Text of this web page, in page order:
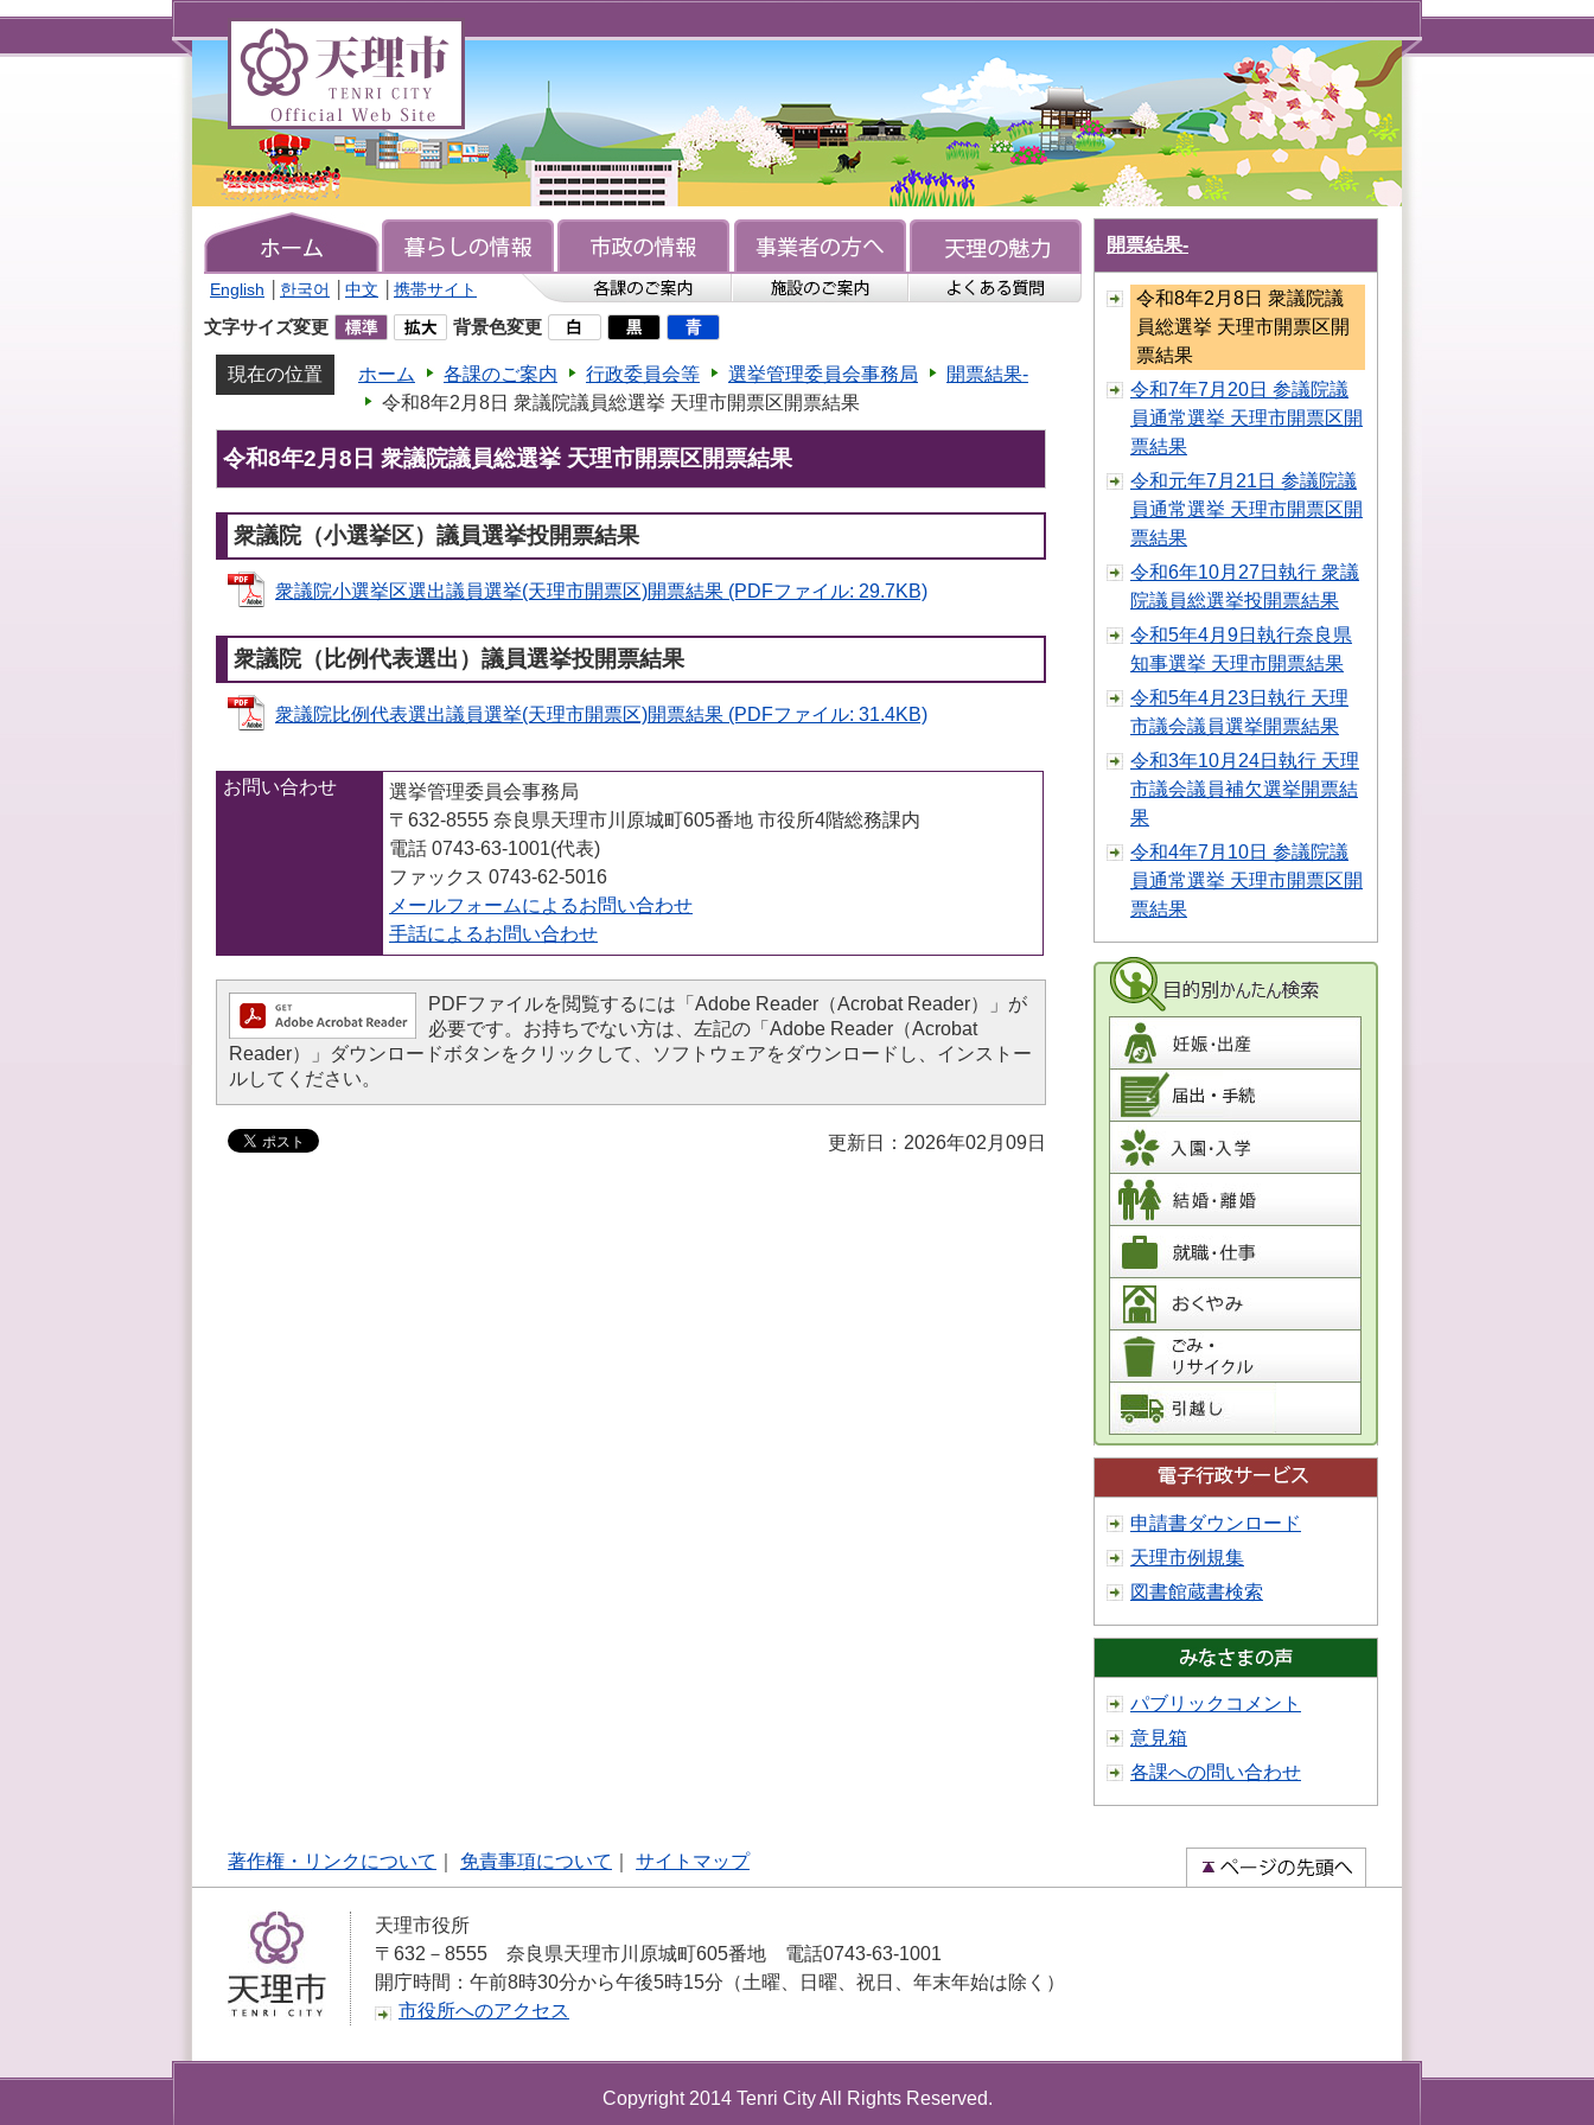
理
TENRI
Official
Site
English 한국어 中文 携帯サイト
文字サイズ変更 背景色変更
現在の位置 ホーム 各課のご案内 行政委員会等 選挙管理委員会事務局
開票結果-
令和8年2月8日 衆議院議員総選挙 天理市開票区開票結果
令和8年2月8日 衆議院議員総選挙 天理市開票区開票結果
衆議院（小選挙区）議員選挙投開票結果
衆議院小選挙区選出議員選挙(天理市開票区)開票結果 (PDFファイル: 29.7KB)
衆議院（比例代表選出）議員選挙投開票結果
衆議院比例代表選出議員選挙(天理市開票区)開票結果 (PDFファイル: 31.4KB)
お問い合わせ
選挙管理委員会事務局
〒632-8555 奈良県天理市川原城町605番地 市役所4階総務課内
電話 0743-63-1001(代表)
ファックス 0743-62-5016
メールフォームによるお問い合わせ
手話によるお問い合わせ
PDFファイルを閲覧するには「Adobe Reader（Acrobat Reader）」が
必要です。お持ちでない方は、左記の「Adobe Reader（Acrobat
Reader）」ダウンロードボタンをクリックして、ソフトウェアをダウンロードし、インストー
ルしてください。
更新日：2026年02月09日
開票結果-
令和8年2月8日 衆議院議
員総選挙 天理市開票区開
票結果
令和7年7月20日 参議院議
員通常選挙 天理市開票区開
票結果
令和元年7月21日 参議院議
員通常選挙 天理市開票区開
票結果
令和6年10月27日執行 衆議
院議員総選挙投開票結果
令和5年4月9日執行奈良県
知事選挙 天理市開票結果
令和5年4月23日執行 天理
市議会議員選挙開票結果
令和3年10月24日執行 天理
市議会議員補欠選挙開票結
果
令和4年7月10日 参議院議
員通常選挙 天理市開票区開
票結果
申請書ダウンロード
天理市例規集
図書館蔵書検索
パブリックコメント
意見箱
各課への問い合わせ
著作権・リンクについて 免責事項について サイトマップ
天理市役所
〒632－8555 奈良県天理市川原城町605番地 電話0743-63-1001
開庁時間：午前8時30分から午後5時15分（土曜、日曜、祝日、年末年始は除く）
市役所へのアクセス
Copyright 2014 Tenri City All Rights Reserved.